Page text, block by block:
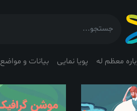
معظم له پویا نمایی بیانات و مواضع